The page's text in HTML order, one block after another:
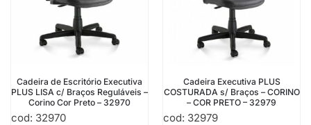
Cadeira de Escritório Executiva
PLUS LISA c/ Braços Reguláveis –
Corino Cor Preto – 32970
cod: 32970
Cadeira Executiva PLUS
COSTURADA s/ Braços – CORINO
– COR PRETO – 32979
cod: 32979